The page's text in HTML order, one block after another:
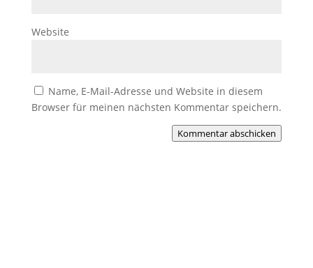
Website
Name, E-Mail-Adresse und Website in diesem
Browser für meinen nächsten Kommentar speichern.
Kommentar abschicken